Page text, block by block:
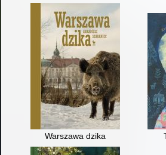
Warszawa dzika